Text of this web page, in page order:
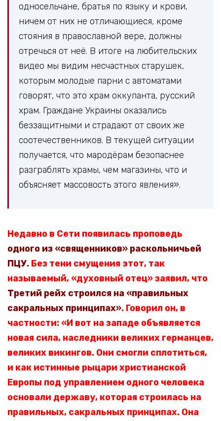
односельчане, братья по языку и крови,
ничем от них не отличающиеся, кроме
стояния в православной вере, должны
отречься от неё. В итоге на любительских
видео мы видим несчастных старушек,
которым молодые парни с автоматами
говорят, что это храм оккупанта, русский
храм. Граждане Украины оказались
беззащитными и страдают от своих же
соотечественников. В текущей ситуации
получается, что мародёрам безопаснее
разграблять храмы, чем магазины, что и
объясняет массовость этого явления».
Недавно в Сети появилась проповедь
одного из «священников» раскольничьей
ПЦУ. Без тени смущения этот, так
называемый, «духовный отец» заявил, что
Третий рейх строился на «правильных
сакральных принципах». Говорил он, в
частности: «И вот на западе объявляется
новая сила, наследники великих германцев,
великих викингов. Они смогли сплотиться,
и как истинные рыцари христианской
Европы под управлением одного человека
основали державу, которая строилась на
правильных, сакральных принципах. Она